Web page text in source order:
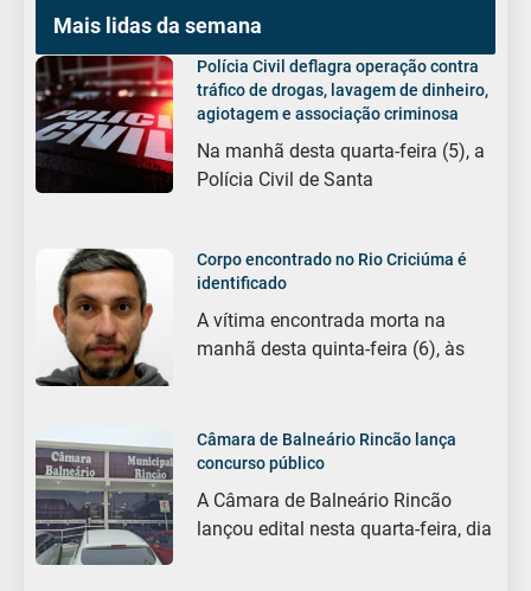
Mais lidas da semana
Polícia Civil deflagra operação contra
tráfico de drogas, lavagem de dinheiro,
agiotagem e associação criminosa
Na manhã desta quarta-feira (5), a
Polícia Civil de Santa
Corpo encontrado no Rio Criciúma é
identificado
A vítima encontrada morta na
manhã desta quinta-feira (6), às
Câmara de Balneário Rincão lança
concurso público
A Câmara de Balneário Rincão
lançou edital nesta quarta-feira, dia